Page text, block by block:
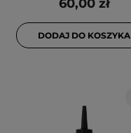
60,00 zł
DODAJ DO KOSZYKA